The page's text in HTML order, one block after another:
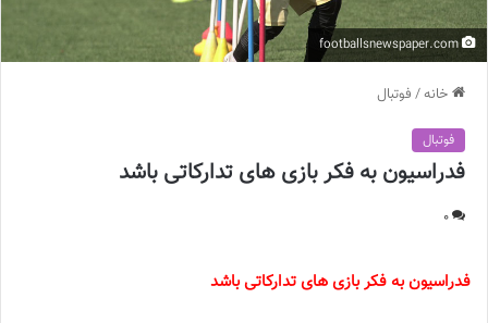
خانه/ فوتبال
فوتبال
فدراسیون به فکر بازی های تدارکاتی باشد
0
فدراسیون به فکر بازی های تدارکاتی باشد